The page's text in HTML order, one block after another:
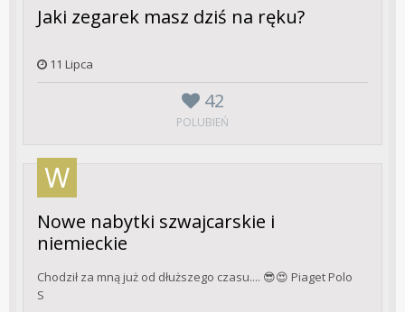
42
POLUBIEŃ
Jaki zegarek masz dziś na ręku?
11 Lipca
Nowe nabytki szwajcarskie i
niemieckie
Chodził za mną już od dłuższego czasu.... 😎😍 Piaget Polo
S